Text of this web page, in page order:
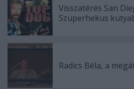
Visszatérés San
Szuperhekus
Radics Béla, a